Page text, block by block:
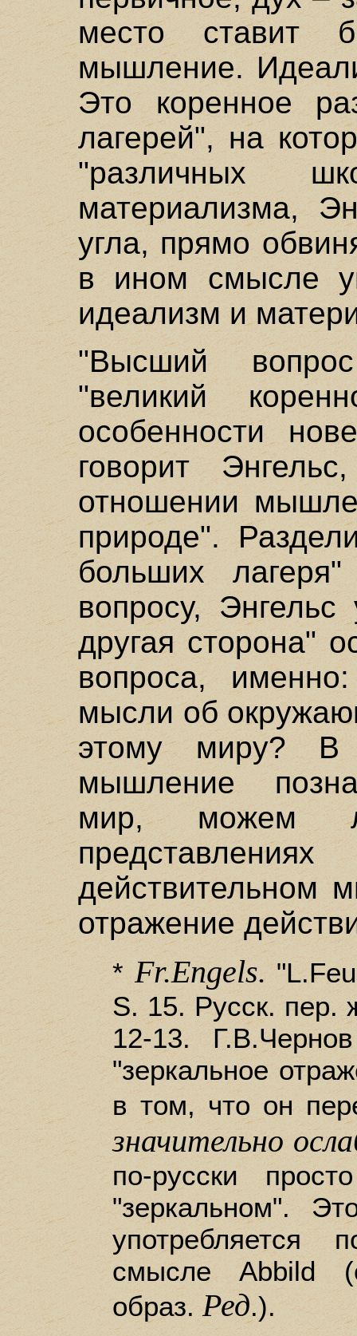
место ставит
мышление.
Это коренное
лагерей", на
"различных
материализма,
угла, прямо
в ином смысле
идеализм и
"Высший
"великий
особенности
говорит
отношении
природе".
больших
вопросу,
другая сторона"
вопроса,
мысли об
этому миру? В
мышление
мир,
действительном
отражение
* Fr.Engels.
S. 15. Русск. пер.
12-13.
"зеркальное
в том, что он
значительно
по-русски
"зеркальном".
смысле Abbild
образ.Ред.).